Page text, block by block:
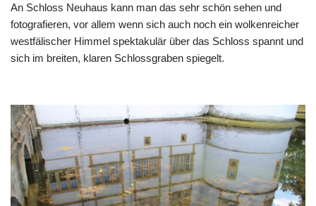
An Schloss Neuhaus kann man das sehr schön sehen und
fotografieren, vor allem wenn sich auch noch ein wolkenreicher
westfälischer Himmel spektakulär über das Schloss spannt und
sich im breiten, klaren Schlossgraben spiegelt.